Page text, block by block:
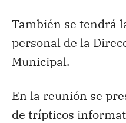
También se tendrá
personal de la
Municipal.
En la reunión se
de trípticos